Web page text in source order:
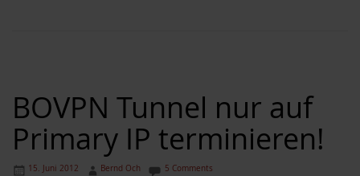
BOVPN Tunnel nur auf
Primary IP terminieren!
15. Juni 2012 Bernd Och 5 Comments